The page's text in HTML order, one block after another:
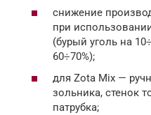
снижение
при
(бурый уголь на
60÷70%);
для Zota Mix —
зольника, стенок
патрубка;